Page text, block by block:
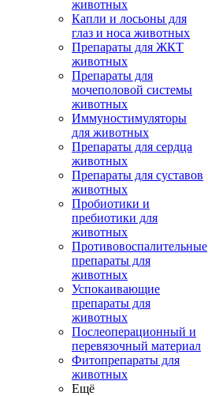
животных
Капли и лосьоны для
глаз и носа животных
Препараты для ЖКТ
животных
Препараты для
мочеполовой системы
животных
Иммуностимуляторы
для животных
Препараты для сердца
животных
Препараты для суставов
животных
Пробиотики и
пребиотики для
животных
Противовоспалительные
препараты для
животных
Успокаивающие
препараты для
животных
Послеоперационный и
перевязочный материал
Фитопрепараты для
животных
Ещё